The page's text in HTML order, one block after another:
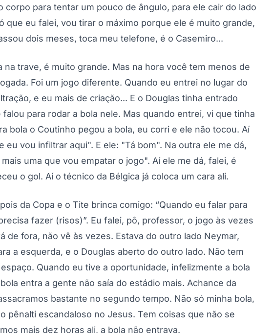
corpo para tentar um pouco de ângulo, para ele cair do lado
que eu falei, vou tirar o máximo porque ele é muito grande,
dois meses, toca meu telefone, é o Casemiro...
na trave, é muito grande. Mas na hora você tem menos de
Foi um jogo diferente. Quando eu entrei no lugar do
e eu mais de criação... E o Douglas tinha entrado
para rodar a bola nele. Mas quando entrei, vi que tinha
bola o Coutinho pegou a bola, eu corri e ele não tocou. Aí
eu vou infiltrar aqui". E ele: "Tá bom". Na outra ele me dá,
uma que vou empatar o jogo". Aí ele me dá, falei, é
o gol. Aí o técnico da Bélgica já coloca um cara ali.
da Copa e o Tite brinca comigo: “Quando eu falar para
fazer (risos)”. Eu falei, pô, professor, o jogo às vezes
de fora, não vê às vezes. Estava do outro lado Neymar,
a esquerda, e o Douglas aberto do outro lado. Não tem
Quando eu tive a oportunidade, infelizmente a bola
entra a gente não saía do estádio mais. Achance da
bastante no segundo tempo. Não só minha bola,
pênalti escandaloso no Jesus. Tem coisas que não se
mais dez horas ali, a bola não entrava.